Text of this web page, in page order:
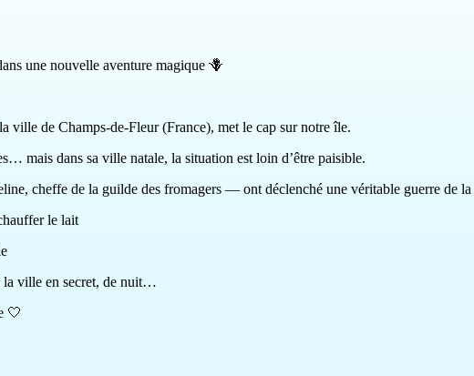
une nouvelle aventure magique 🪻
ville de Champs-de-Fleur (France), met le cap sur notre île.
mais dans sa ville natale, la situation est loin d’être paisible.
cheffe de la guilde des fromagers — ont déclenché une véritable guerre de
le lait
la ville en secret, de nuit…
🤍